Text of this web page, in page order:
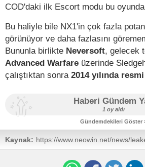
COD'daki ilk Escort modu bu oyunda
Bu haliyle bile NX1'in çok fazla
görünüyor ve daha fazlasını
Bununla birlikte Neversoft, gelecek
Advanced Warfare üzerinde
çalıştıktan sonra 2014 yılında
Haberi Gündem
1 oy aldı
Gündemdekileri Göster
Kaynak: https://www.neowin.net/news/
canceled-space-based-call-of-